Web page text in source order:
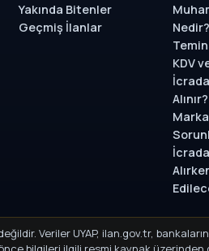
Yakında Bitenler
Geçmiş İlanlar
Nedir?
KDV
Alınır?
Veriler UYAP, ilan.gov.tr,